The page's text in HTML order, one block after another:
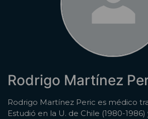
Rodrigo Martínez
Rodrigo Martínez Peric es médico
Estudió en la U. de Chile (1980-